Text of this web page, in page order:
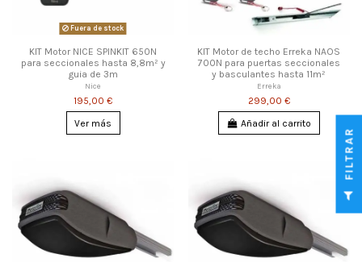
FILTRAR
Fuera de stock
KIT Motor NICE SPINKIT 650N
para seccionales hasta 8,8m² y
guia de 3m
Nice
195,00 €
Ver más
KIT Motor de techo Erreka NAOS
700N para puertas seccionales
y basculantes hasta 11m²
Erreka
299,00 €
Añadir al carrito